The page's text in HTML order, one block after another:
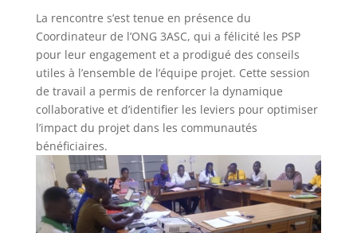
La rencontre s’est tenue en présence du
Coordinateur de l’ONG 3ASC, qui a félicité les PSP
pour leur engagement et a prodigué des conseils
utiles à l’ensemble de l’équipe projet. Cette session
de travail a permis de renforcer la dynamique
collaborative et d’identifier les leviers pour optimiser
l’impact du projet dans les communautés
bénéficiaires.